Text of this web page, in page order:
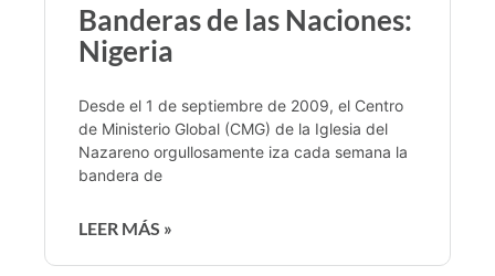
Banderas de las Naciones:
Nigeria
Desde el 1 de septiembre de 2009, el Centro
de Ministerio Global (CMG) de la Iglesia del
Nazareno orgullosamente iza cada semana la
bandera de
LEER MÁS »